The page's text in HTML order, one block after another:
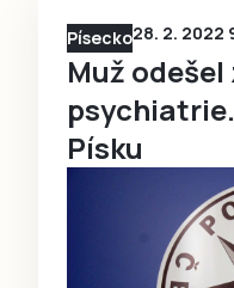
Ještě nemám
Písecko28. 2. 2022
Muž
Písku